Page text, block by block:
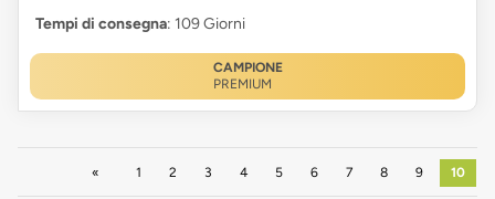
Tempi di consegna: 109 Giorni
CAMPIONE
PREMIUM
Precedente
1 2 3 4 5 6 7 8 9 10